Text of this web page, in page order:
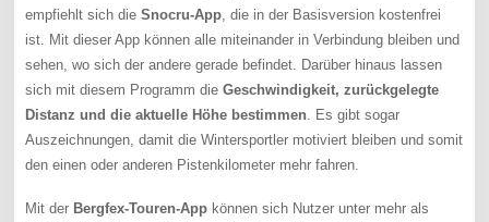
empfiehlt sich dieSnocru-App, die in der Basisversion kostenfrei
ist. Mit dieser App können alle miteinander in Verbindung bleiben und
sehen, wo sich der andere gerade befindet. Darüber hinaus lassen
sich mit diesem Programm dieGeschwindigkeit, zurückgelegte
Distanz und die aktuelle Höhe bestimmen. Es gibt sogar
Auszeichnungen, damit die Wintersportler motiviert bleiben und somit
den einen oder anderen Pistenkilometer mehr fahren.
Mit der Bergfex-Touren-App können sich Nutzer unter mehr als